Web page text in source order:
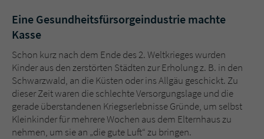
Eine Gesundheitsfürsorgeindustrie machte
Kasse
Schon kurz nach dem Ende des 2. Weltkrieges wurden
Kinder aus den zerstörten Städten zur Erholung z. B. in den
Schwarzwald, an die Küsten oder ins Allgäu geschickt. Zu
dieser Zeit waren die schlechte Versorgungslage und die
gerade überstandenen Kriegserlebnisse Gründe, um selbst
Kleinkinder für mehrere Wochen aus dem Elternhaus zu
nehmen, um sie an „die gute Luft“ zu bringen.